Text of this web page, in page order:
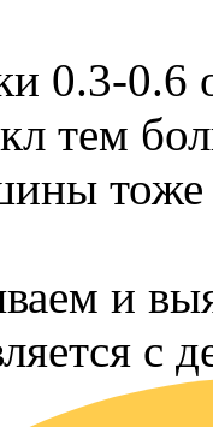
0.3-
тем
тоже
и
с